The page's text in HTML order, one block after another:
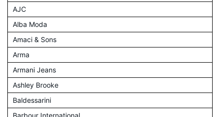
AJC
Alba Moda
Amaci & Sons
Arma
Armani Jeans
Ashley Brooke
Baldessarini